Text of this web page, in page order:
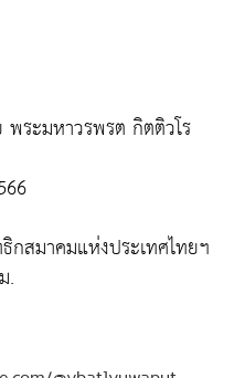
ระมหาวรพรต กิตติวโร
สมาคมแห่งประเทศไทยฯ
.